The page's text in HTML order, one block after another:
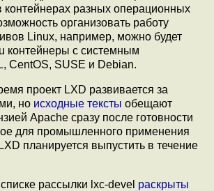
контейнерах разных операционных
организовать работу
Linux, например, можно будет
контейнеры с системным
CentOS, SUSE и Debian.
проект LXD развивается за
но исходные тексты обещают
Apache сразу после готовности
для промышленного применения
планируется выпустить в течение
рассылки lxc-devel раскрыты